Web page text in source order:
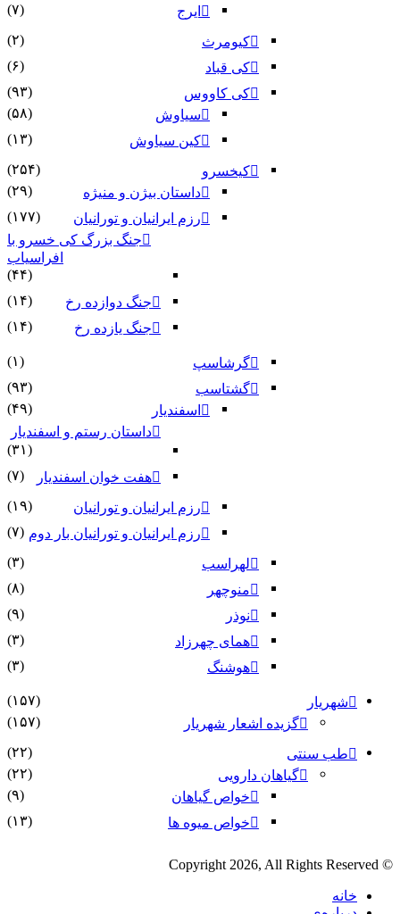
ایرج
(۷)
کیومرث
(۲)
کی قباد
(۶)
کی کاووس
(۹۳)
سیاوش
(۵۸)
کین سیاوش
(۱۳)
کیخسرو
(۲۵۴)
داستان بیژن و منیژه
(۲۹)
رزم ایرانیان و تورانیان
(۱۷۷)
جنگ بزرگ کی خسرو با
افراسیاب
(۴۴)
جنگ دوازده رخ
(۱۴)
جنگ یازده رخ
(۱۴)
گرشاسپ
(۱)
گشتاسب
(۹۳)
اسفندیار
(۴۹)
داستان رستم و اسفندیار
(۳۱)
هفت خوان اسفندیار
(۷)
رزم ایرانیان و تورانیان
(۱۹)
رزم ایرانیان و تورانیان بار دوم (۷)
لهراسب
(۳)
منوچهر
(۸)
نوذر
(۹)
هماى چهرزاد
(۳)
هوشنگ
(۳)
شهریار
(۱۵۷)
گزیده اشعار شهریار
(۱۵۷)
طب سنتی
(۲۲)
گیاهان دارویی
(۲۲)
خواص گیاهان
(۹)
خواص میوه ها
(۱۳)
© Copyright 2026, All Rights Reserved
خانه